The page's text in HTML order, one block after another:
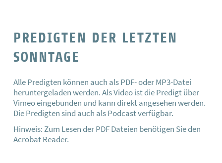
PREDIGTEN DER LETZTEN
SONNTAGE
Alle Predigten können auch als PDF- oder MP3-Datei
heruntergeladen werden. Als Video ist die Predigt über
Vimeo eingebunden und kann direkt angesehen werden.
Die Predigten sind auch als Podcast verfügbar.
Hinweis: Zum Lesen der PDF Dateien benötigen Sie den
Acrobat Reader.